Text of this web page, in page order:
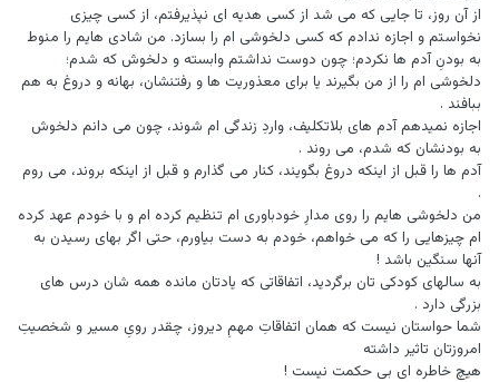
از آن روز، تا جایی که می شد از کسی هدیه ای نپذیرفتم، از کسی چیزی
نخواستم و اجازه ندادم که کسی دلخوشی ام را بسازد. من شادی هایم را منوط
به بودنِ آدم ها نکردم؛ چون دوست نداشتم وابسته و دلخوش که شدم؛
دلخوشی ام را از من بگیرند یا برای معذوریت ها و رفتنشان، بهانه و دروغ به هم
ببافند .
اجازه نمیدهم آدم های بلاتکلیف، واردِ زندگی ام شوند، چون می دانم دلخوش
به بودنشان که شدم، می روند .
آدم ها را قبل از اینکه دروغ بگویند، کنار می گذارم و قبل از اینکه بروند، می روم
من دلخوشی هایم را روی مدارِ خودباوری ام تنظیم کرده ام و با خودم عهد کرده
ام چیزهایی را که می خواهم، خودم به دست بیاورم، حتی اگر بهای رسیدن به
آنها سنگین باشد !
به سالهای کودکی تان برگردید، اتفاقاتی که یادتان مانده همه شان درس های
بزرگی دارد .
شما حواستان نیست که همان اتفاقاتِ مهمِ دیروز، چقدر رویِ مسیر و شخصیتِ
امروزتان تاثیر داشته
هیچ خاطره ای بی حکمت نیست !